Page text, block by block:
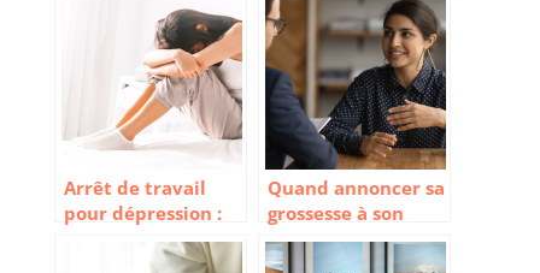
Arrêt de travail
pour dépression :
Quelles sont les
Quand annoncer sa
grossesse à son
employeur